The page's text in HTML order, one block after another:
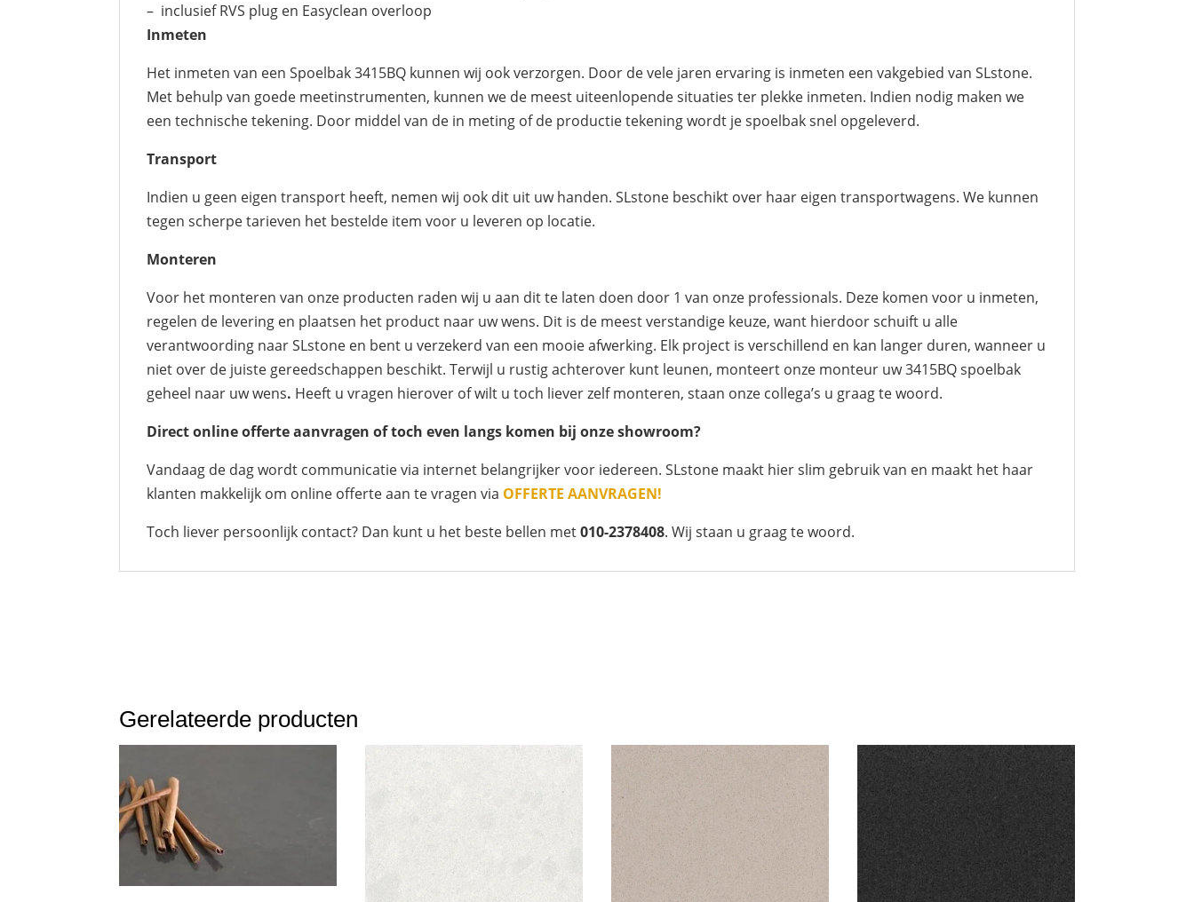
– inclusief RVS plug en Easyclean overloop
Inmeten
Het inmeten van een Spoelbak 3415BQ kunnen wij ook verzorgen. Door de vele jaren ervaring is inmeten een vakgebied van SLstone.
Met behulp van goede meetinstrumenten, kunnen we de meest uiteenlopende situaties ter plekke inmeten. Indien nodig maken we
een technische tekening. Door middel van de in meting of de productie tekening wordt je spoelbak snel opgeleverd.
Transport
Indien u geen eigen transport heeft, nemen wij ook dit uit uw handen. SLstone beschikt over haar eigen transportwagens. We kunnen
tegen scherpe tarieven het bestelde item voor u leveren op locatie.
Monteren
Voor het monteren van onze producten raden wij u aan dit te laten doen door 1 van onze professionals. Deze komen voor u inmeten,
regelen de levering en plaatsen het product naar uw wens. Dit is de meest verstandige keuze, want hierdoor schuift u alle
verantwoording naar SLstone en bent u verzekerd van een mooie afwerking. Elk project is verschillend en kan langer duren, wanneer u
niet over de juiste gereedschappen beschikt. Terwijl u rustig achterover kunt leunen, monteert onze monteur uw 3415BQ spoelbak
geheel naar uw wens. Heeft u vragen hierover of wilt u toch liever zelf monteren, staan onze collega’s u graag te woord.
Direct online offerte aanvragen of toch even langs komen bij onze showroom?
Vandaag de dag wordt communicatie via internet belangrijker voor iedereen. SLstone maakt hier slim gebruik van en maakt het haar
klanten makkelijk om online offerte aan te vragen via OFFERTE AANVRAGEN!
Toch liever persoonlijk contact? Dan kunt u het beste bellen met010-2378408. Wij staan u graag te woord.
Gerelateerde producten